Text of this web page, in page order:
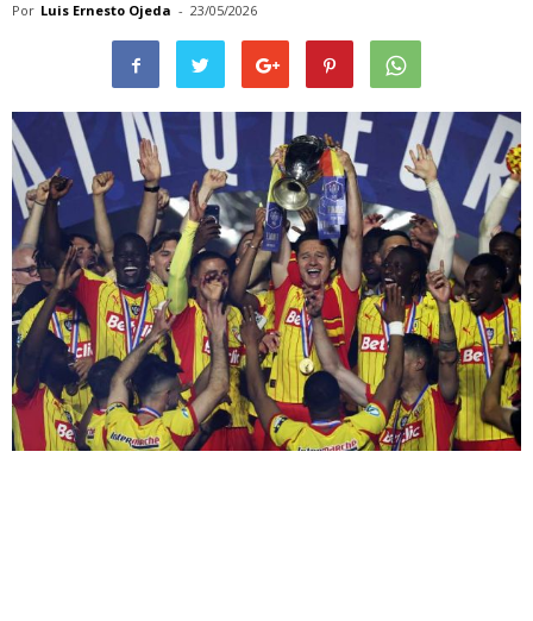
Por Luis Ernesto Ojeda - 23/05/2026